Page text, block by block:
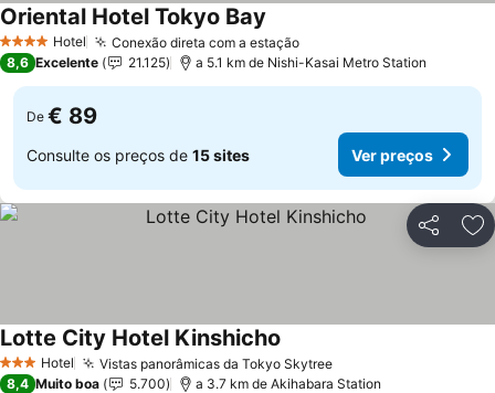
4 EstrelasHotel Conexão direta com a estaçãoVer preços
Oriental Hotel Tokyo Bay
8,6 Excelente 21.125 a 5.1 km de Nishi-Kasai Metro Station
De € 89
Consulte os preços de 15 sites Ver preços
Partilhar
3 EstrelasHotel Vistas panorâmicas da Tokyo SkytreeVer preços
Lotte City Hotel Kinshicho
8,4 Muito boa 5.700 a 3.7 km de Akihabara Station